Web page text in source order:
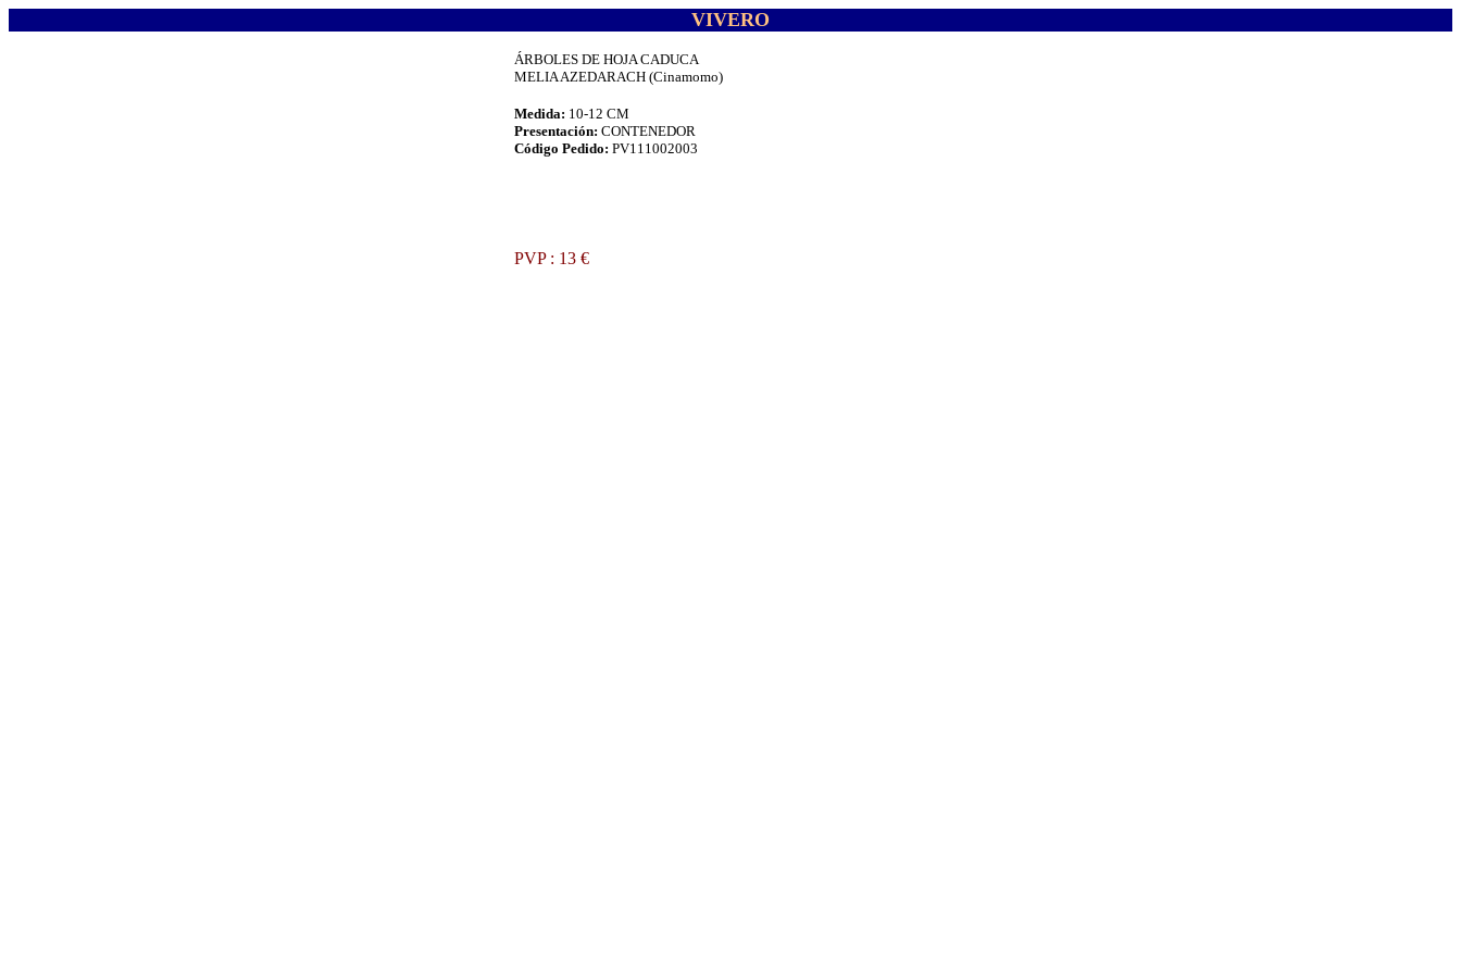
VIVERO
ÁRBOLES DE HOJA CADUCA
MELIA AZEDARACH (Cinamomo)
Medida: 10-12 CM
Presentación: CONTENEDOR
Código Pedido: PV111002003
PVP : 13 €